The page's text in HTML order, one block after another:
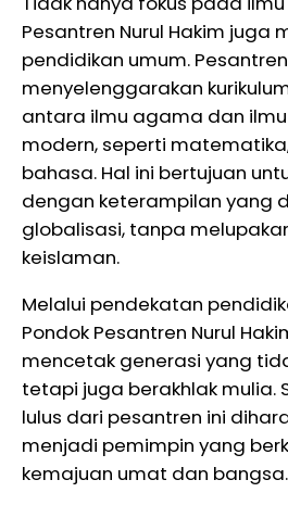
Pesantren Nurul Hakim juga
pendidikan umum.
menyelenggarakan
antara ilmu agama dan
modern, seperti
bahasa. Hal ini bertujuan
dengan keterampilan yang
globalisasi, tanpa
keislaman.
Melalui pendekatan
Pondok Pesantren Nurul
mencetak generasi yang
tetapi juga berakhlak mulia.
lulus dari pesantren ini
menjadi pemimpin yang
kemajuan umat dan bangsa.